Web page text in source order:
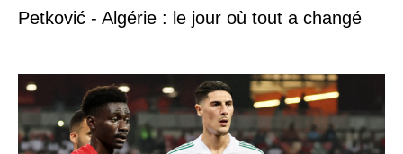
Petković - Algérie : le jour où tout a changé